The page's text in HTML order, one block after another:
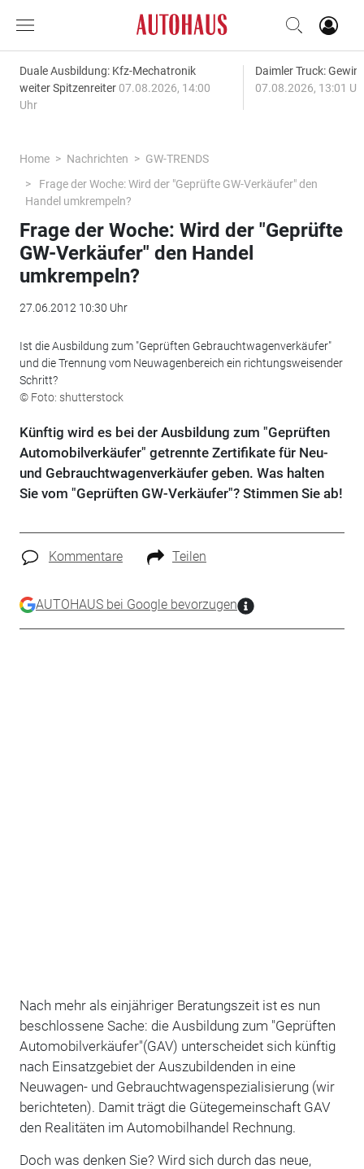
Duale Ausbildung: Kfz-Mechatronik
weiter Spitzenreiter 07.08.2026, 14:00
Uhr
Daimler Truck:
07.08.2026, 13:01
Home Nachrichten
GW-TRENDS
Frage der Woche: Wird der "Geprüfte GW-Verkäufer" den
Handel umkrempeln?
Frage der Woche: Wird der "Geprüfte
GW-Verkäufer" den Handel
umkrempeln?
27.06.2012 10:30 Uhr
Ist die Ausbildung zum "Geprüften Gebrauchtwagenverkäufer"
und die Trennung vom Neuwagenbereich ein richtungsweisender
Schritt?
© Foto: shutterstock
Künftig wird es bei der Ausbildung zum "Geprüften
Automobilverkäufer" getrennte Zertifikate für Neu-
und Gebrauchtwagenverkäufer geben. Was halten
Sie vom "Geprüften GW-Verkäufer"? Stimmen Sie ab!
Kommentare Teilen
AUTOHAUS bei Google bevorzugen
Nach mehr als einjähriger Beratungszeit ist es nun
beschlossene Sache: die Ausbildung zum "Geprüften
Automobilverkäufer"(GAV) unterscheidet sich künftig
nach Einsatzgebiet der Auszubildenden in eine
Neuwagen- und Gebrauchtwagenspezialisierung (wir
berichteten). Damit trägt die Gütegemeinschaft GAV
den Realitäten im Automobilhandel Rechnung.
Doch was denken Sie? Wird sich durch das neue,